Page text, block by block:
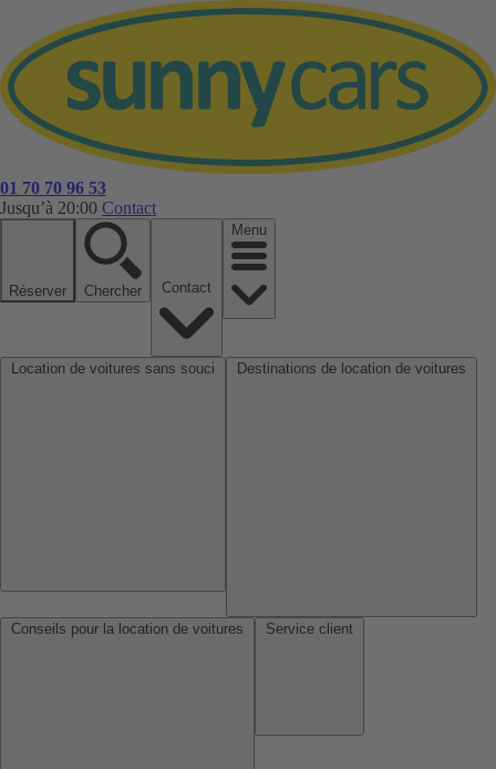
01 70 70 96 53
Jusqu’à 20:00 Contact
Réserver Chercher
Menu